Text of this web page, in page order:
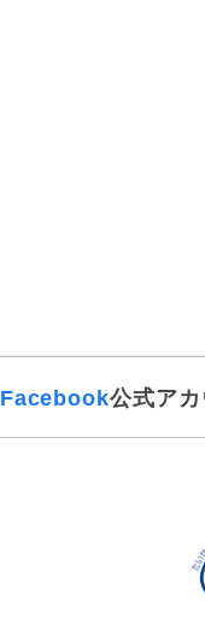
Facebook公式アカ